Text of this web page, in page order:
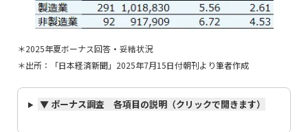
＊2025年夏ボーナス回答・妥結状況
＊出所：「日本経済新聞」2025年7月15日付朝刊より筆者作成
▼ ボーナス調査 各項目の説明（クリックで開きます）